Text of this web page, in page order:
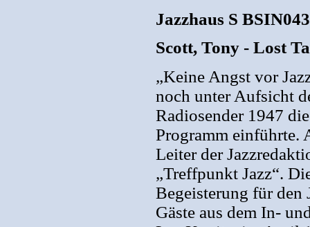
Jazzhaus S
Scott, Tony - Lost
„Keine Angst vor
noch unter Aufsicht
Radiosender 1947
Programm einführte.
Leiter der
„Treffpunkt Jazz“.
Begeisterung für den
Gäste aus dem In-